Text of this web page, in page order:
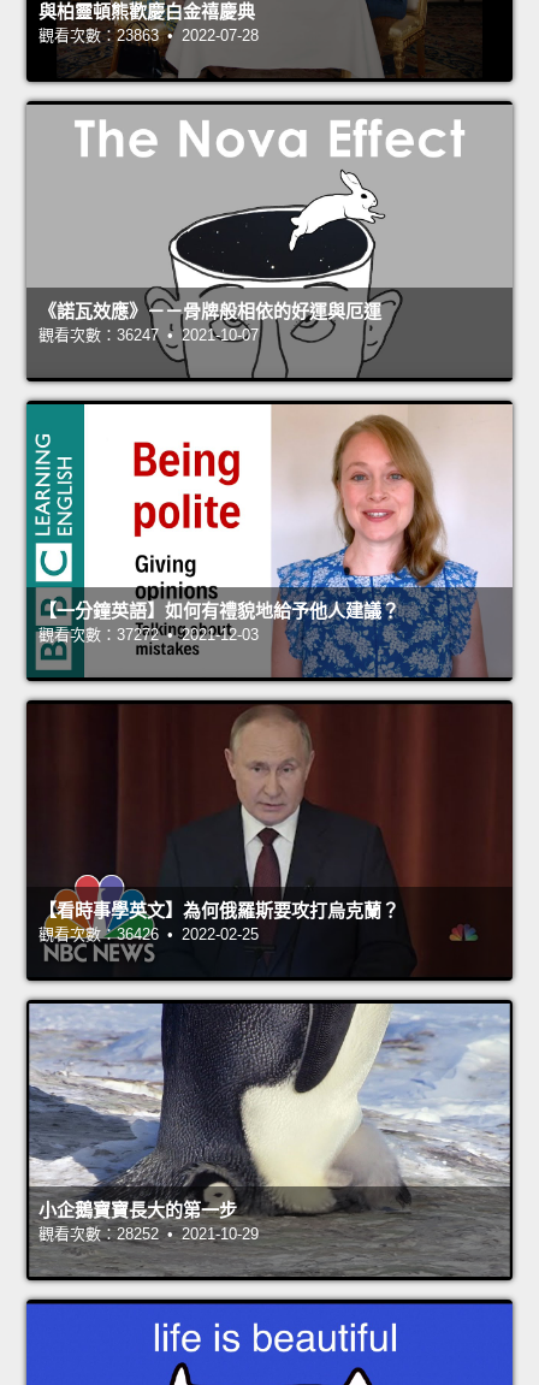
與柏靈頓熊歡慶白金禧慶典
觀看次數：23863 • 2022-07-28
《諾瓦效應》－－骨牌般相依的好運與厄運
觀看次數：36247 • 2021-10-07
【一分鐘英語】如何有禮貌地給予他人建議？
觀看次數：37272 • 2021-12-03
【看時事學英文】為何俄羅斯要攻打烏克蘭？
觀看次數：36426 • 2022-02-25
小企鵝寶寶長大的第一步
觀看次數：28252 • 2021-10-29